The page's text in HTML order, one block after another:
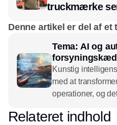
truckmærke
hos INOX
Denne artikel er del af et
Tema: AI og
Kunstig
med at
operationer, og
til neurale
Relateret indhold